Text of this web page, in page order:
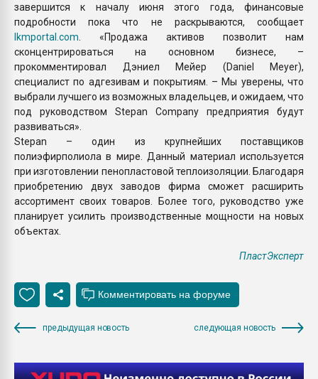
завершится к началу июня этого года, финансовые
подробности пока что не раскрываются, сообщает
lkmportal.com . «Продажа активов позволит нам
сконцентрироваться на основном бизнесе, –
прокомментировал Дэниел Мейер (Daniel Meyer),
специалист по адгезивам и покрытиям. – Мы уверены, что
выбрали лучшего из возможных владельцев, и ожидаем, что
под руководством Stepan Company предприятия будут
развиваться».
Stepan – один из крупнейших поставщиков
полиэфирполиола в мире. Данный материал используется
при изготовлении пенопластовой теплоизоляции. Благодаря
приобретению двух заводов фирма сможет расширить
ассортимент своих товаров. Более того, руководство уже
планирует усилить производственные мощности на новых
объектах.
ПластЭксперт
предыдущая новость следующая новость